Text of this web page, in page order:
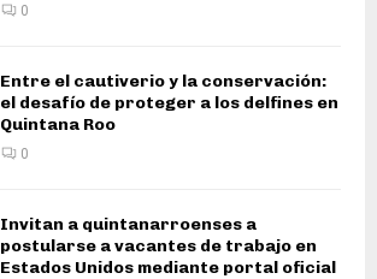
0
Entre el cautiverio y la conservación:
el desafío de proteger a los delfines en
Quintana Roo
0
Invitan a quintanarroenses a
postularse a vacantes de trabajo en
Estados Unidos mediante portal oficial